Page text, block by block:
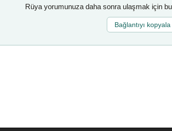
Rüya yorumunuza daha sonra ulaşmak için
Bağlantıyı kopyala